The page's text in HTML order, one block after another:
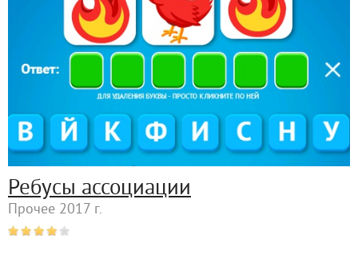
Ребусы ассоциации
Прочее 2017 г.